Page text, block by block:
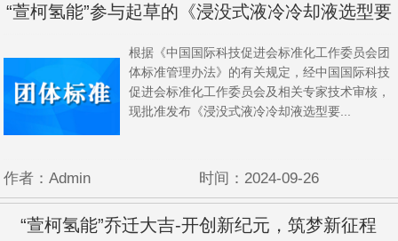
“萱柯氢能”参与起草的《浸没式液冷冷却液选型要
求》标准正式发布
根据《中国国际科技促进会标准化工作委员会团
体标准管理办法》的有关规定，经中国国际科技
促进会标准化工作委员会及相关专家技术审核，
现批准发布《浸没式液冷冷却液选型要...
作者：Admin 时间：2024-09-26
“萱柯氢能”乔迁大吉-开创新纪元，筑梦新征程